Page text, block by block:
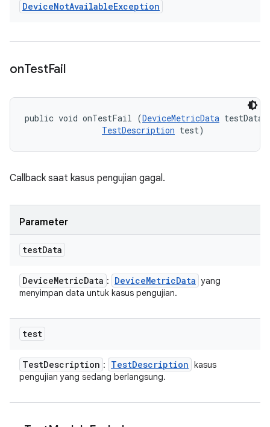
DeviceNotAvailableException
onTestFail
public void onTestFail (DeviceMetricData
TestDescription test)
Callback saat kasus pengujian gagal.
Parameter
testData
DeviceMetricData : DeviceMetricData yang
menyimpan data untuk kasus pengujian.
test
TestDescription : TestDescription kasus
pengujian yang sedang berlangsung.